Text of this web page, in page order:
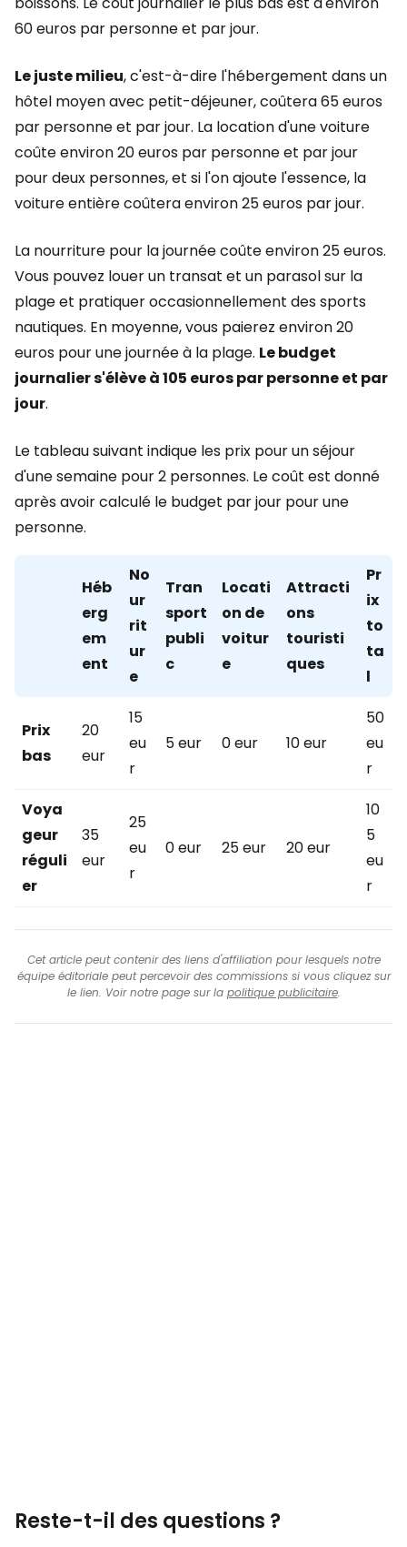
60 euros par personne et par jour.
Le juste milieu, c'est-à-dire l'hébergement dans un
hôtel moyen avec petit-déjeuner, coûtera 65 euros
par personne et par jour. La location d'une voiture
coûte environ 20 euros par personne et par jour
pour deux personnes, et si l'on ajoute l'essence, la
voiture entière coûtera environ 25 euros par jour.
La nourriture pour la journée coûte environ 25 euros.
Vous pouvez louer un transat et un parasol sur la
plage et pratiquer occasionnellement des sports
nautiques. En moyenne, vous paierez environ 20
euros pour une journée à la plage. Le budget
journalier s'élève à 105 euros par personne et par
jour.
Le tableau suivant indique les prix pour un séjour
d'une semaine pour 2 personnes. Le coût est donné
après avoir calculé le budget par jour pour une
personne.
Héb
erg
em
ent
No
ur
rit
ur
e
Tran
sport
publi
c
Locati
on de
voitur
e
Attracti
ons
touristi
ques
Pr
ix
to
ta
l
Prix
bas
20
eur
15
eu
r
5 eur 0 eur 10 eur
50
eu
r
Voya
geur
réguli
er
35
eur
25
eu
r
0 eur 25 eur 20 eur
10
5
eu
r
Cet article peut contenir des liens d'affiliation pour lesquels notre
équipe éditoriale peut percevoir des commissions si vous cliquez sur
le lien. Voir notre page sur la politique publicitaire.
Reste-t-il des questions ?